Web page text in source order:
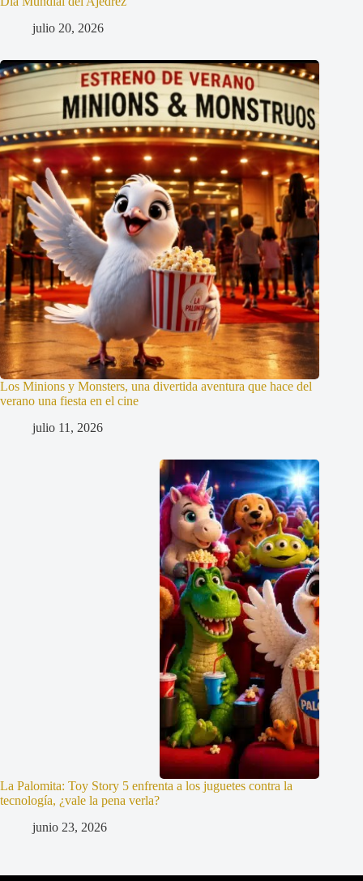
julio 20, 2026
Los Minions y Monsters, una divertida aventura que hace del
verano una fiesta en el cine
julio 11, 2026
La Palomita: Toy Story 5 enfrenta a los juguetes contra la
tecnología, ¿vale la pena verla?
junio 23, 2026